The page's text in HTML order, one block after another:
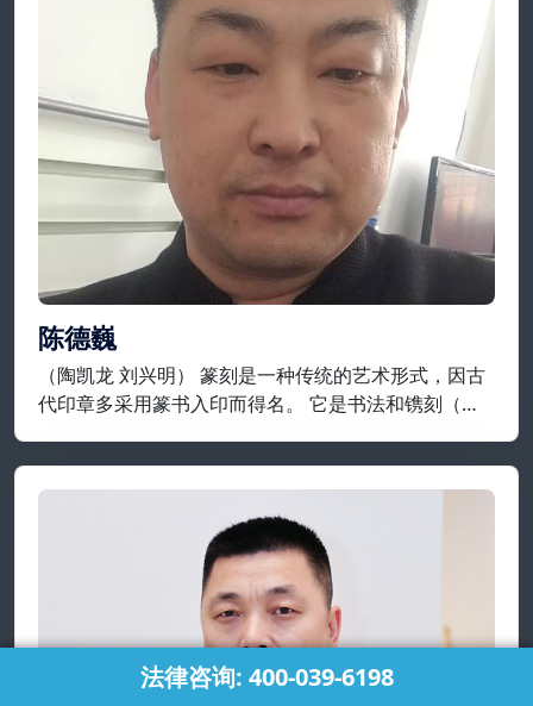
陈德巍
（陶凯龙 刘兴明） 篆刻是一种传统的艺术形式，因古
代印章多采用篆书入印而得名。 它是书法和镌刻（包
言，它是指将在平面上设计好的纹样或文字镌刻在金
属、石头、牙、角等材质上。
法律咨询: 400-039-6198